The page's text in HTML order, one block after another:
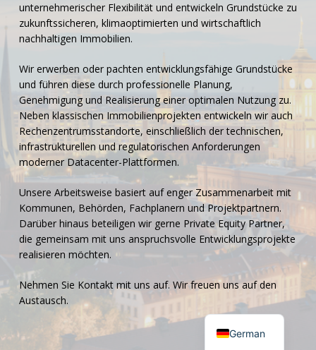
unternehmerischer Flexibilität und entwickeln Grundstücke zu
zukunftssicheren, klimaoptimierten und wirtschaftlich
nachhaltigen Immobilien.
Wir erwerben oder pachten entwicklungsfähige Grundstücke
und führen diese durch professionelle Planung,
Genehmigung und Realisierung einer optimalen Nutzung zu.
Neben klassischen Immobilienprojekten entwickeln wir auch
Rechenzentrumsstandorte, einschließlich der technischen,
infrastrukturellen und regulatorischen Anforderungen
moderner Datacenter-Plattformen.
Unsere Arbeitsweise basiert auf enger Zusammenarbeit mit
Kommunen, Behörden, Fachplanern und Projektpartnern.
Darüber hinaus beteiligen wir gerne Private Equity Partner,
die gemeinsam mit uns anspruchsvolle Entwicklungsprojekte
realisieren möchten.
Nehmen Sie Kontakt mit uns auf. Wir freuen uns auf den
Austausch.
German
English